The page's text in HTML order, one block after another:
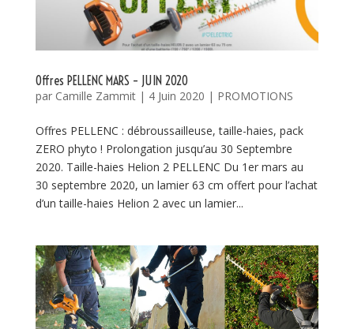
Offres PELLENC MARS – JUIN 2020
par Camille Zammit| 4 Juin 2020 | PROMOTIONS
Offres PELLENC : débroussailleuse, taille-haies, pack
ZERO phyto ! Prolongation jusqu’au 30 Septembre
2020. Taille-haies Helion 2 PELLENC Du 1er mars au
30 septembre 2020, un lamier 63 cm offert pour l’achat
d’un taille-haies Helion 2 avec un lamier...